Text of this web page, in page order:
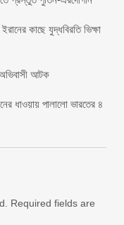
কাছে যুদ্ধবিরতি ভিক্ষা
আটক
ধাওয়ায় পালালো ভারতের ৪
Required fields are